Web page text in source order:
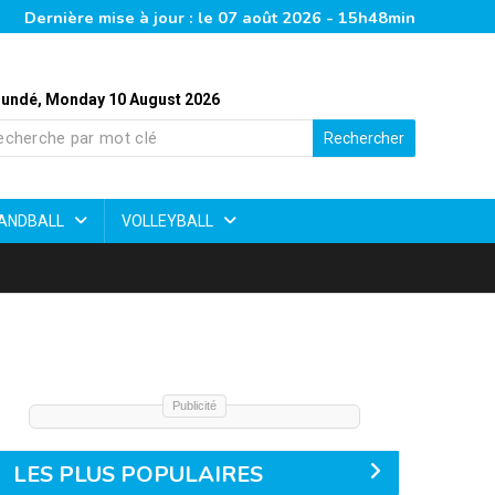
Dernière mise à jour : le 07 août 2026 - 15h48min
Monday 10 August 2026
Rechercher
VOLLEYBALL
Publicité
LES PLUS POPULAIRES